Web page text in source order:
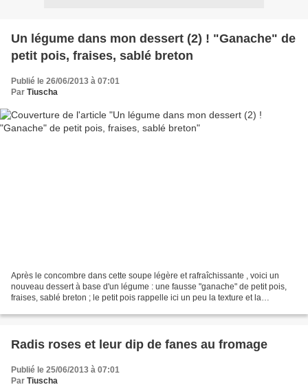
Un légume dans mon dessert (2) ! "Ganache" de
petit pois, fraises, sablé breton
Publié le 26/06/2013 à 07:01
Par Tiuscha
Après le concombre dans cette soupe légère et rafraîchissante , voici un
nouveau dessert à base d'un légume : une fausse "ganache" de petit pois,
fraises, sablé breton ; le petit pois rappelle ici un peu la texture et la
Radis roses et leur dip de fanes au fromage
Publié le 25/06/2013 à 07:01
Par Tiuscha